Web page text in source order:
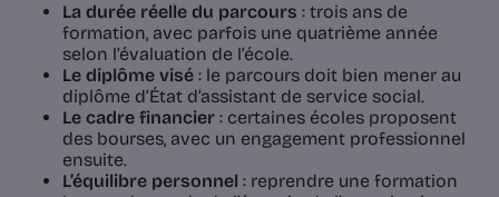
La durée réelle du parcours : trois ans de
formation, avec parfois une quatrième année
selon l’évaluation de l’école.
Le diplôme visé : le parcours doit bien mener au
diplôme d’État d’assistant de service social.
Le cadre financier : certaines écoles proposent
des bourses, avec un engagement professionnel
ensuite.
L’équilibre personnel : reprendre une formation